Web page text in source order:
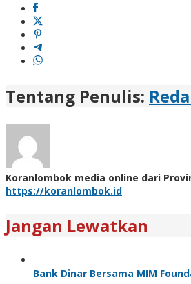
Tentang Penulis:
Koranlombok media online dari
https://koranlombok.id
Jangan Lewatkan
Bank Dinar Bersama MIM